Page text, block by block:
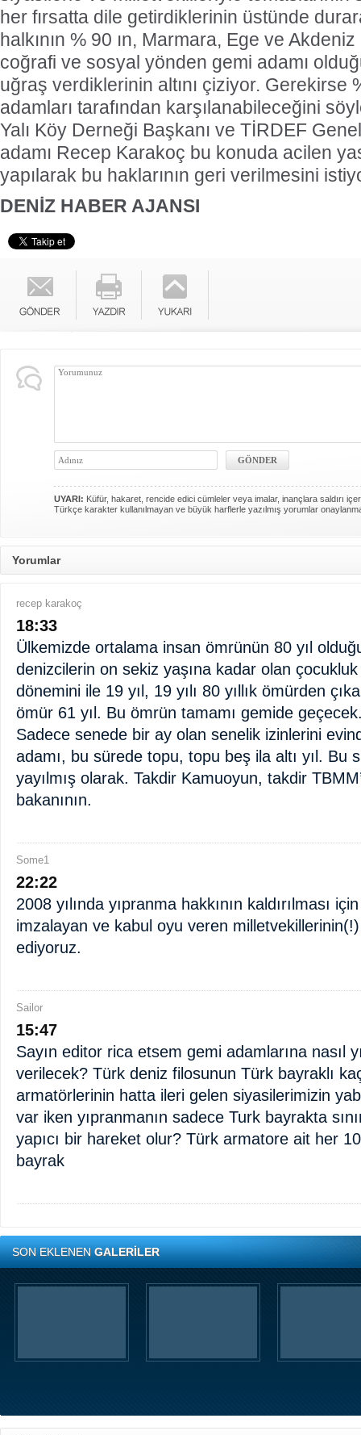
her fırsatta dile getirdiklerinin üstünde
halkının % 90 ın, Marmara, Ege ve
coğrafi ve sosyal yönden gemi adamı
uğraş verdiklerinin altını çiziyor. Gerekirse
adamları tarafından karşılanabileceğini
Yalı Köy Derneği Başkanı ve TİRDEF
adamı Recep Karakoç bu konuda acilen
yapılarak bu haklarının geri verilmesini
DENİZ HABER AJANSI
UYARI: Küfür, hakaret, rencide edici cümleler veya imalar, inançlara saldırı
Türkçe karakter kullanılmayan ve büyük harflerle yazılmış yorumlar
Yorumlar
recep karakoç
18:33
Ülkemizde ortalama insan ömrünün 80 yıl
denizcilerin on sekiz yaşına kadar olan
dönemini ile 19 yıl, 19 yılı 80 yıllık ömürden
ömür 61 yıl. Bu ömrün tamamı gemide
Sadece senede bir ay olan senelik izinlerini
adamı, bu sürede topu, topu beş ila altı yıl. Bu
yayılmış olarak. Takdir Kamuoyun, takdir
bakanının.
Some1
22:22
2008 yılında yıpranma hakkının kaldırılması
imzalayan ve kabul oyu veren
ediyoruz.
Sailor
15:47
Sayın editor rica etsem gemi adamlarına nasıl
verilecek? Türk deniz filosunun Türk bayraklı
armatörlerinin hatta ileri gelen siyasilerimizin
var iken yıpranmanın sadece Turk bayrakta
yapıcı bir hareket olur? Türk armatore ait her
bayrak
SON EKLENENGALERİLER